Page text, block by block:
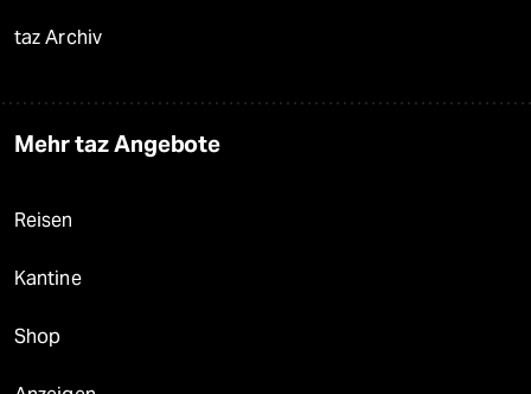
taz Archiv
Mehr taz Angebote
Reisen
Kantine
Shop